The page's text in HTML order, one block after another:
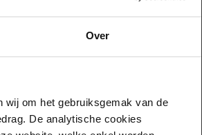
Over
wij om het gebruiksgemak van de
De analytische cookies